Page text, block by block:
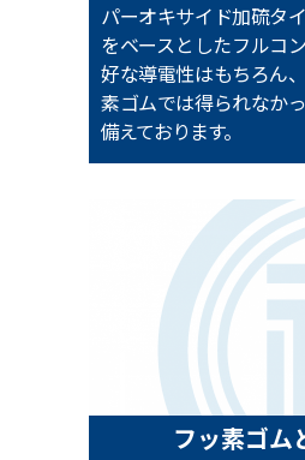
パーオキサイド加硫タ
をベースとしたフルコ
好な導電性はもちろん
素ゴムでは得られなか
備えております。
フッ素ゴム